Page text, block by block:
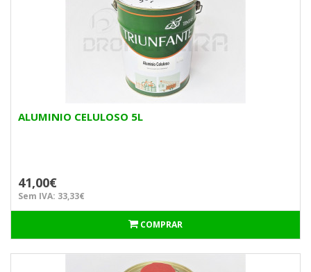
ALUMINIO CELULOSO 5L
41,00€
Sem IVA: 33,33€
COMPRAR